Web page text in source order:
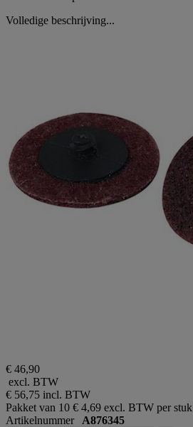
Volledige beschrijving...
€ 46,90
excl. BTW
€ 56,75 incl. BTW
Pakket van 10 € 4,69 excl. BTW per stuk
Artikelnummer A876345